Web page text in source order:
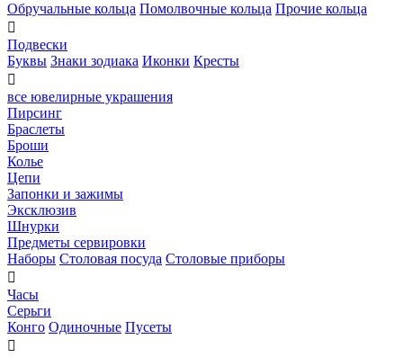
Обручальные кольца Помолвочные кольца Прочие кольца

Подвески
Буквы Знаки зодиака Иконки Кресты

все ювелирные украшения
Пирсинг
Браслеты
Броши
Колье
Цепи
Запонки и зажимы
Эксклюзив
Шнурки
Предметы сервировки
Наборы Столовая посуда Столовые приборы

Часы
Серьги
Конго Одиночные Пусеты
